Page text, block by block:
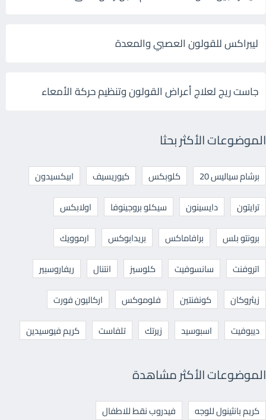
ليبراكس للقولون العصبي والمعدة
جاست ريج لعلاج أعراض القولون وتنظيم حركة الأمعاء
الموضوعات الأكثر بحثا
برشام سياليس 20 كلوبكس كيوريسيف
ابيكسيدون
ترايتون
دايسينون سيكلو بروجينوفا
اولابكس
برونتو بلس
برافاماكس بريدابوكس
ارموويك
اتروفنت
سانسوفيت كلوسيز انتنال
ريفاروسبير
زيثروكان
كونفنتين فلوموكس
اركاليون فورت
ديبوفيت
اسبوسيد زيرتك تلفاست كريم فيوسيدين
الموضوعات الأكثر مشاهدة
كريم بانثينول للوجه فيدروب نقط للاطفال